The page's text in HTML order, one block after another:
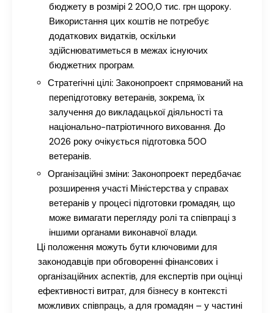
бюджету в розмірі 2 200,0 тис. грн щороку.
Використання цих коштів не потребує
додаткових видатків, оскільки
здійснюватиметься в межах існуючих
бюджетних програм.
Стратегічні цілі:Законопроект спрямований на
перепідготовку ветеранів, зокрема, їх
залучення до викладацької діяльності та
національно-патріотичного виховання. До
2026 року очікується підготовка 500
ветеранів.
Організаційні зміни:Законопроект передбачає
розширення участі Міністерства у справах
ветеранів у процесі підготовки громадян, що
може вимагати перегляду ролі та співпраці з
іншими органами виконавчої влади.
Ці положення можуть бути ключовими для
законодавців при обговоренні фінансових і
організаційних аспектів, для експертів при оцінці
ефективності витрат, для бізнесу в контексті
можливих співпраць, а для громадян – у частині